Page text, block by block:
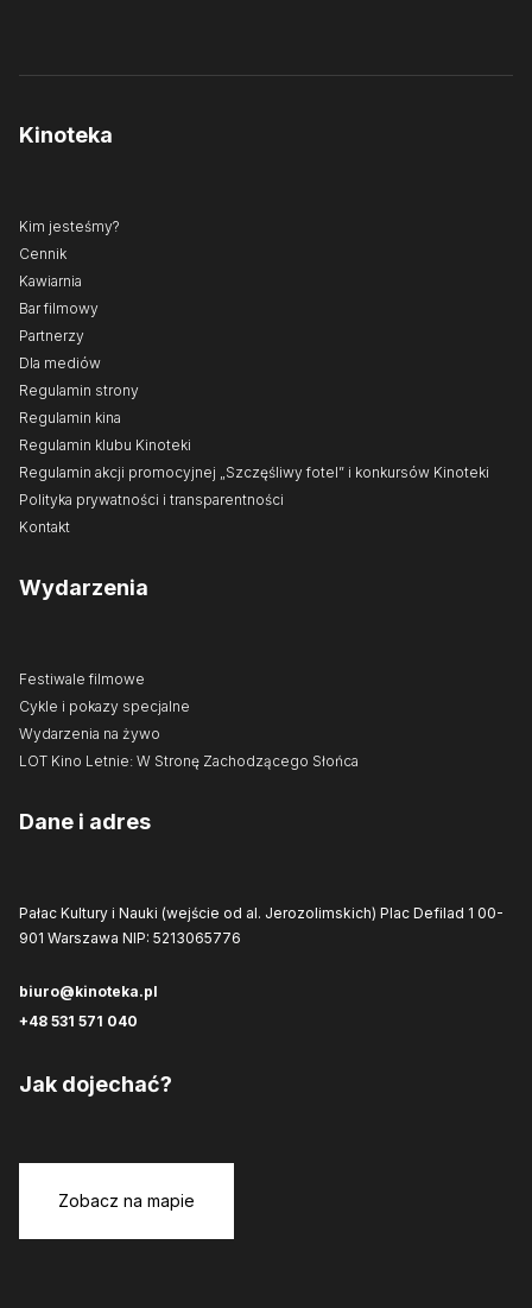
Kinoteka
Kim jesteśmy?
Cennik
Kawiarnia
Bar filmowy
Partnerzy
Dla mediów
Regulamin strony
Regulamin kina
Regulamin klubu Kinoteki
Regulamin akcji promocyjnej „Szczęśliwy fotel” i konkursów Kinoteki
Polityka prywatności i transparentności
Kontakt
Wydarzenia
Festiwale filmowe
Cykle i pokazy specjalne
Wydarzenia na żywo
LOT Kino Letnie: W Stronę Zachodzącego Słońca
Dane i adres
Pałac Kultury i Nauki (wejście od al. Jerozolimskich) Plac Defilad 1 00-
901 Warszawa NIP: 5213065776
biuro@kinoteka.pl
+48 531 571 040
Jak dojechać?
Zobacz na mapie